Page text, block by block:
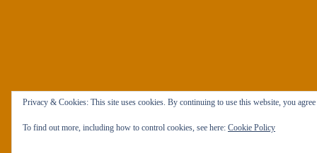
Privacy & Cookies: This site uses cookies. By continuing to use this website, you
To find out more, including how to control cookies, see here: Cookie Policy